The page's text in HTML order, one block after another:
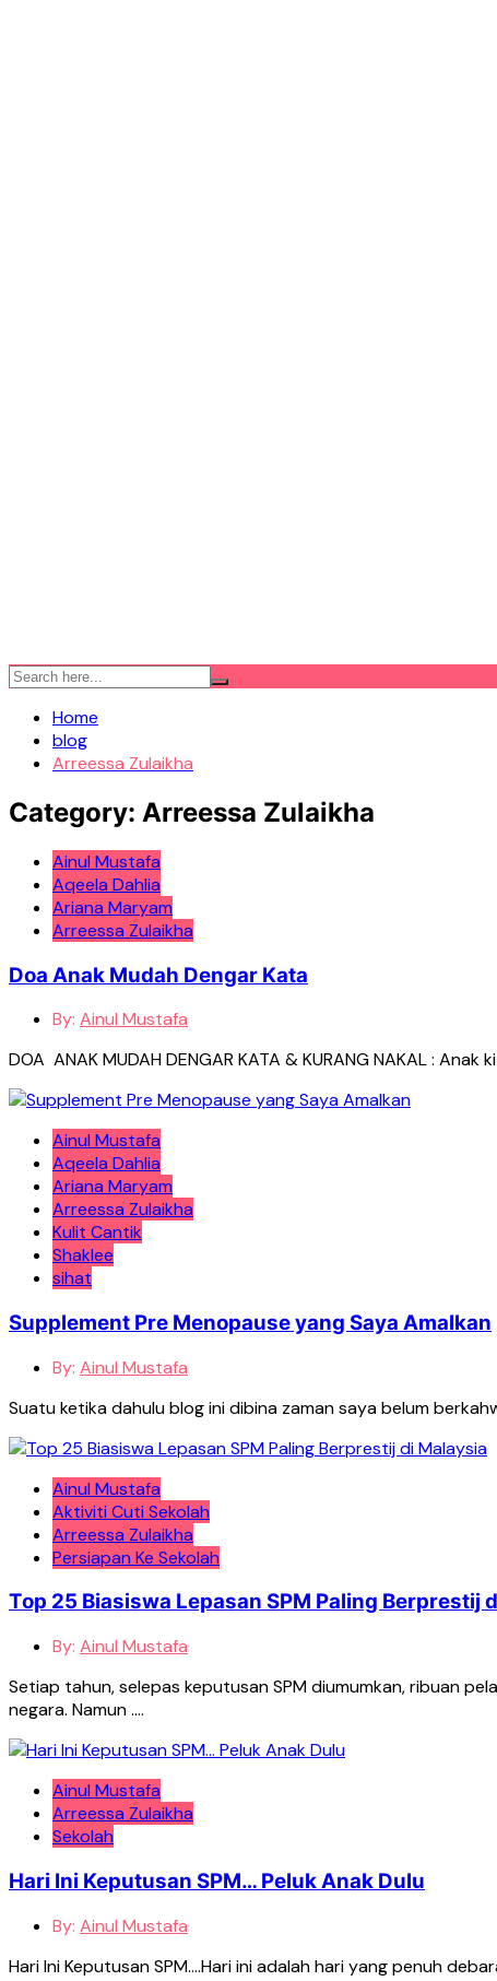
Home
blog
Arreessa Zulaikha
Category: Arreessa Zulaikha
Ainul Mustafa
Aqeela Dahlia
Ariana Maryam
Arreessa Zulaikha
Doa Anak Mudah Dengar Kata
By: Ainul Mustafa
DOA ANAK MUDAH DENGAR KATA & KURANG NAKAL :
Ainul Mustafa
Aqeela Dahlia
Ariana Maryam
Arreessa Zulaikha
Kulit Cantik
Shaklee
sihat
Supplement Pre Menopause yang Saya Amalkan
By: Ainul Mustafa
Suatu ketika dahulu blog ini dibina zaman saya belum
Ainul Mustafa
Aktiviti Cuti Sekolah
Arreessa Zulaikha
Persiapan Ke Sekolah
Top 25 Biasiswa Lepasan SPM Paling Berprestij
By: Ainul Mustafa
Setiap tahun, selepas keputusan SPM diumumkan, ribuan
negara. Namun ….
Ainul Mustafa
Arreessa Zulaikha
Sekolah
Hari Ini Keputusan SPM… Peluk Anak Dulu
By: Ainul Mustafa
Hari Ini Keputusan SPM….Hari ini adalah hari yang penuh